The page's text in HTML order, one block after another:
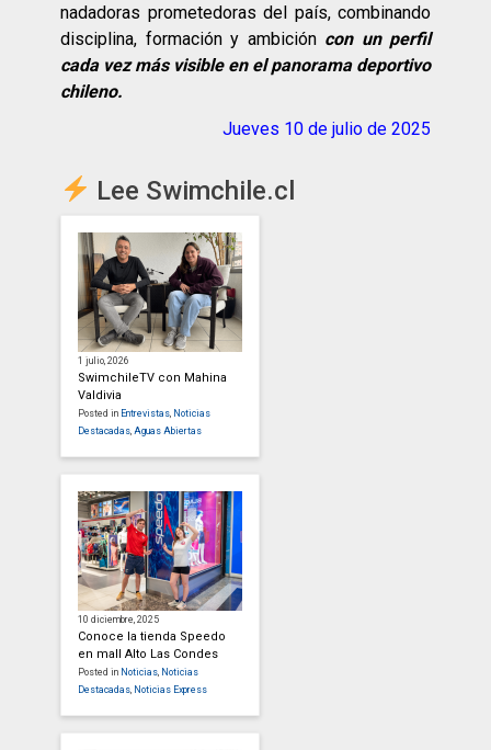
nadadoras prometedoras del país, combinando
disciplina, formación y ambición con un perfil
cada vez más visible en el panorama deportivo
chileno.
Jueves 10 de julio de 2025
Lee Swimchile.cl
1 julio, 2026
SwimchileTV con Mahina
Valdivia
Posted in Entrevistas, Noticias
Destacadas, Aguas Abiertas
10 diciembre, 2025
Conoce la tienda Speedo
en mall Alto Las Condes
Posted in Noticias, Noticias
Destacadas, Noticias Express